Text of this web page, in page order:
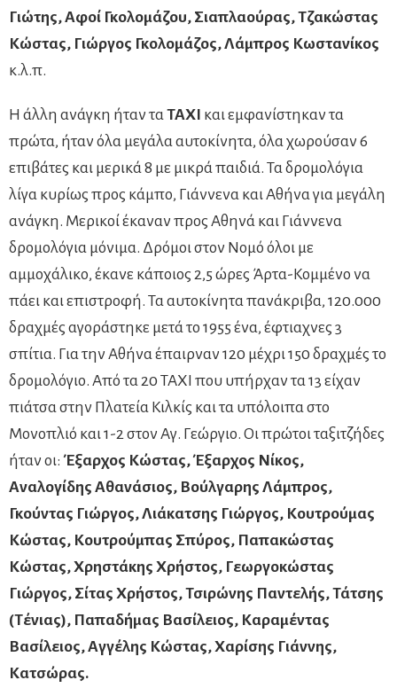
Γιώτης, Αφοί Γκολομάζου, Σιαπλαούρας, Τζακώστας
Κώστας, Γιώργος Γκολομάζος, Λάμπρος Κωστανίκος
κ.λ.π.
Η άλλη ανάγκη ήταν ταΤΑΧΙ και εμφανίστηκαν τα
πρώτα, ήταν όλα μεγάλα αυτοκίνητα, όλα χωρούσαν 6
επιβάτες και μερικά 8 με μικρά παιδιά. Τα δρομολόγια
λίγα κυρίως προς κάμπο, Γιάννενα και Αθήνα για μεγάλη
ανάγκη. Μερικοί έκαναν προς Αθηνά και Γιάννενα
δρομολόγια μόνιμα. Δρόμοι στον Νομό όλοι με
αμμοχάλικο, έκανε κάποιος 2,5 ώρες Άρτα-Κομμένο να
πάει και επιστροφή. Τα αυτοκίνητα πανάκριβα, 120.000
δραχμές αγοράστηκε μετά το 1955 ένα, έφτιαχνες 3
σπίτια. Για την Αθήνα έπαιρναν 120 μέχρι 150 δραχμές το
δρομολόγιο. Από τα 20 ΤΑΧΙ που υπήρχαν τα 13 είχαν
πιάτσα στην Πλατεία Κιλκίς και τα υπόλοιπα στο
Μονοπλιό και 1-2 στον Αγ. Γεώργιο. Οι πρώτοι ταξιτζήδες
ήταν οι:Έξαρχος Κώστας, Έξαρχος Νίκος,
Αναλογίδης Αθανάσιος, Βούλγαρης Λάμπρος,
Γκούντας Γιώργος, Λιάκατσης Γιώργος, Κουτρούμας
Κώστας, Κουτρούμπας Σπύρος, Παπακώστας
Κώστας, Χρηστάκης Χρήστος, Γεωργοκώστας
Γιώργος, Σίτας Χρήστος, Τσιρώνης Παντελής, Τάτσης
(Τένιας), Παπαδήμας Βασίλειος, Καραμέντας
Βασίλειος, Αγγέλης Κώστας, Χαρίσης Γιάννης,
Κατσώρας.